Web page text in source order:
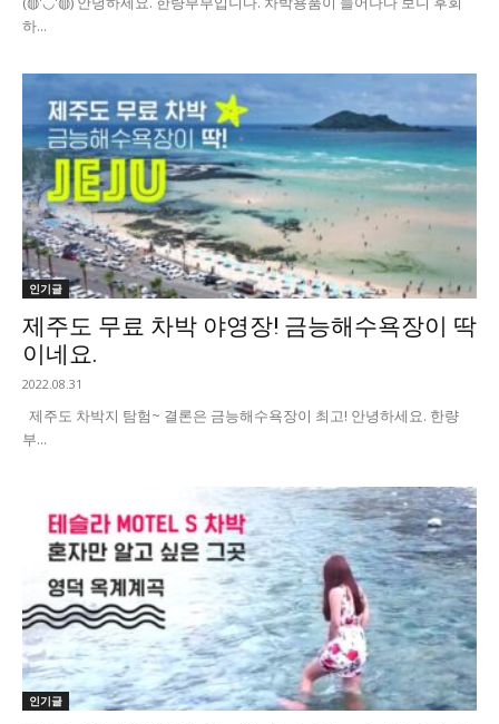
하...
인기글
제주도 무료 차박 야영장! 금능해수욕장이 딱
이네요.
2022.08.31
제주도 차박지 탐험~ 결론은 금능해수욕장이 최고! 안녕하세요. 한량
부...
인기글